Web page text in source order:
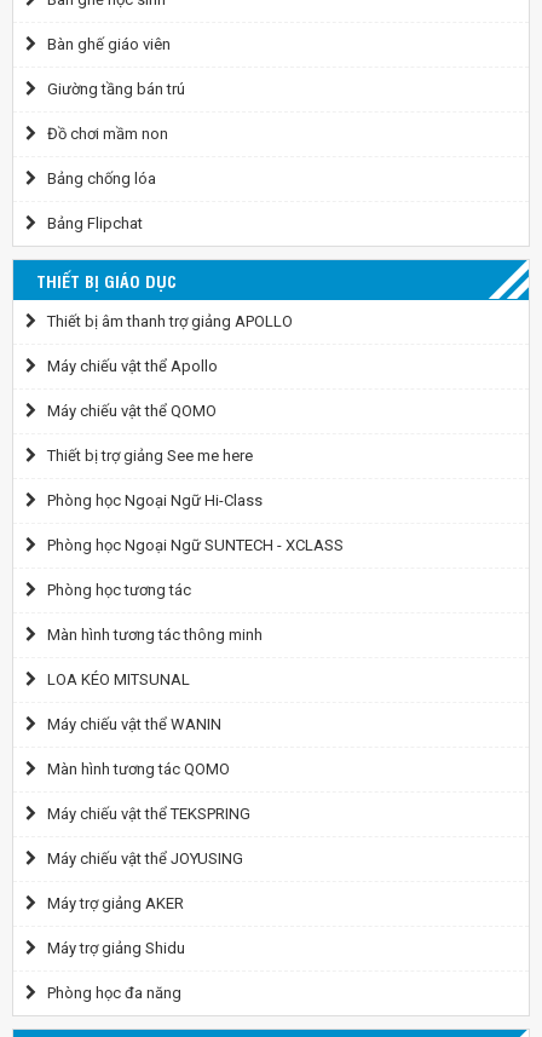
Bàn ghế giáo viên
Giường tầng bán trú
Đồ chơi mầm non
Bảng chống lóa
Bảng Flipchat
THIẾT BỊ GIÁO DỤC
Thiết bị âm thanh trợ giảng APOLLO
Máy chiếu vật thể Apollo
Máy chiếu vật thể QOMO
Thiết bị trợ giảng See me here
Phòng học Ngoại Ngữ Hi-Class
Phòng học Ngoại Ngữ SUNTECH - XCLASS
Phòng học tương tác
Màn hình tương tác thông minh
LOA KÉO MITSUNAL
Máy chiếu vật thể WANIN
Màn hình tương tác QOMO
Máy chiếu vật thể TEKSPRING
Máy chiếu vật thể JOYUSING
Máy trợ giảng AKER
Máy trợ giảng Shidu
Phòng học đa năng